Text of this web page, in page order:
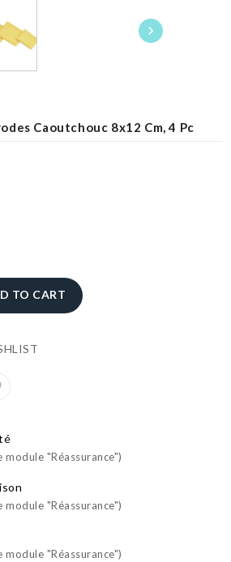

Caoutchouc 8x12 Cm, 4 Pc
TO CART
"Réassurance")
"Réassurance")
"Réassurance")